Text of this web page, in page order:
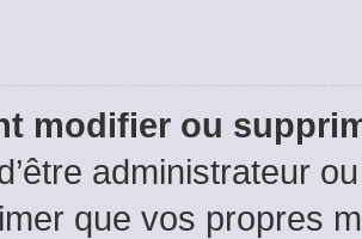
modifier ou
administrateur
que vos propres